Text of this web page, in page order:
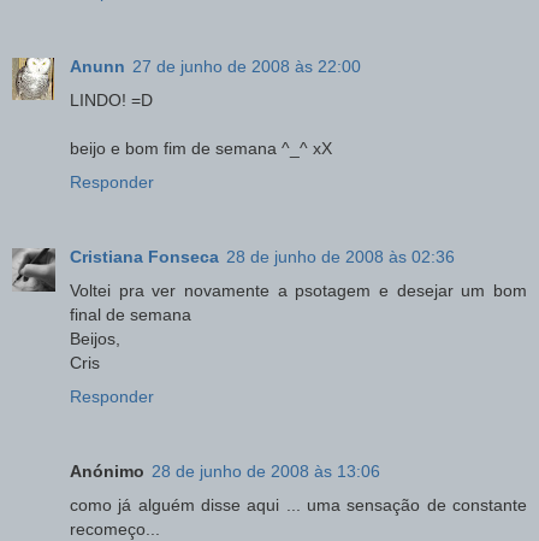
Anunn 27 de junho de 2008 às 22:00
LINDO! =D
beijo e bom fim de semana ^_^ xX
Responder
Cristiana Fonseca 28 de junho de 2008 às 02:36
Voltei pra ver novamente a psotagem e desejar um bom
final de semana
Beijos,
Cris
Responder
Anónimo 28 de junho de 2008 às 13:06
como já alguém disse aqui ... uma sensação de constante
recomeço...